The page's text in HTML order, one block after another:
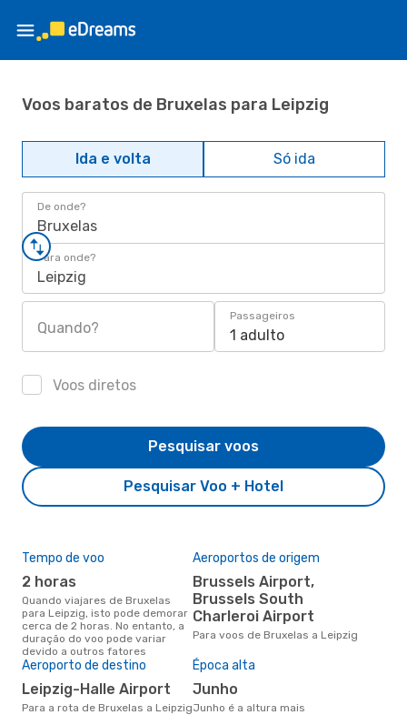
Voos baratos de Bruxelas para Leipzig
Ida e volta Só ida
De onde?
Bruxelas
Para onde?
Leipzig
Quando?
Passageiros
1 adulto
Voos diretos
Pesquisar Voo + Hotel
Pesquisar voos
Tempo de voo
2 horas
Quando viajares de Bruxelas
para Leipzig, isto pode demorar
cerca de 2 horas. No entanto, a
duração do voo pode variar
devido a outros fatores
Aeroportos de origem
Brussels Airport,
Brussels South
Charleroi Airport
Para voos de Bruxelas a Leipzig
Aeroporto de destino
Leipzig-Halle Airport
Para a rota de Bruxelas a Leipzig
Época alta
junho
junho é a altura mais